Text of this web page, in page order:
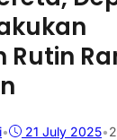
Rutin
• 21 July 2025•